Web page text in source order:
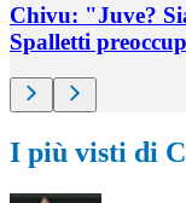
Chivu: "Juve?
Spalletti
I più visti di